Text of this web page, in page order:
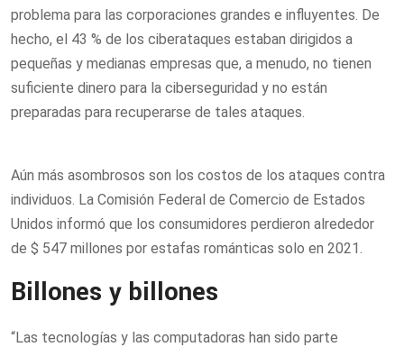
problema para las corporaciones grandes e influyentes. De
hecho, el 43 % de los ciberataques estaban dirigidos a
pequeñas y medianas empresas que, a menudo, no tienen
suficiente dinero para la ciberseguridad y no están
preparadas para recuperarse de tales ataques.
Aún más asombrosos son los costos de los ataques contra
individuos. La Comisión Federal de Comercio de Estados
Unidos informó que los consumidores perdieron alrededor
de $ 547 millones por estafas románticas solo en 2021.
Billones y billones
“Las tecnologías y las computadoras han sido parte